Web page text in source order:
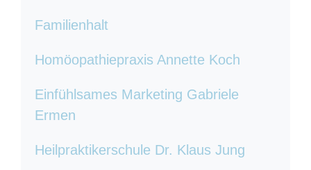
Familienhalt
Homöopathiepraxis Annette Koch
Einfühlsames Marketing Gabriele
Ermen
Heilpraktikerschule Dr. Klaus Jung